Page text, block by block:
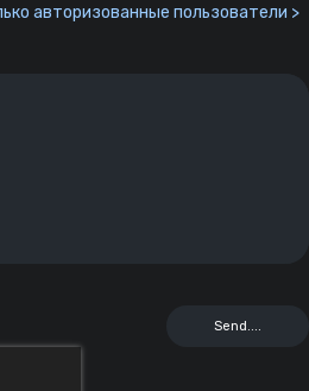
авторизованные пользователи >